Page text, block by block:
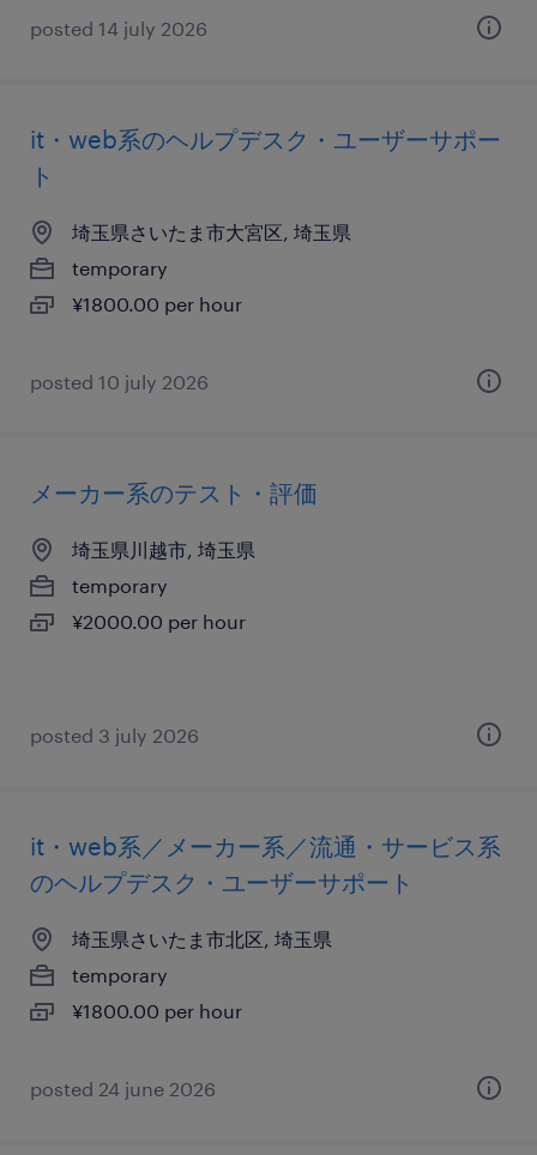
posted 14 july 2026
it・web系のヘルプデスク・ユーザーサポー
ト
埼玉県さいたま市大宮区, 埼玉県
temporary
¥1800.00 per hour
posted 10 july 2026
メーカー系のテスト・評価
埼玉県川越市, 埼玉県
temporary
¥2000.00 per hour
posted 3 july 2026
it・web系／メーカー系／流通・サービス系
のヘルプデスク・ユーザーサポート
埼玉県さいたま市北区, 埼玉県
temporary
¥1800.00 per hour
posted 24 june 2026